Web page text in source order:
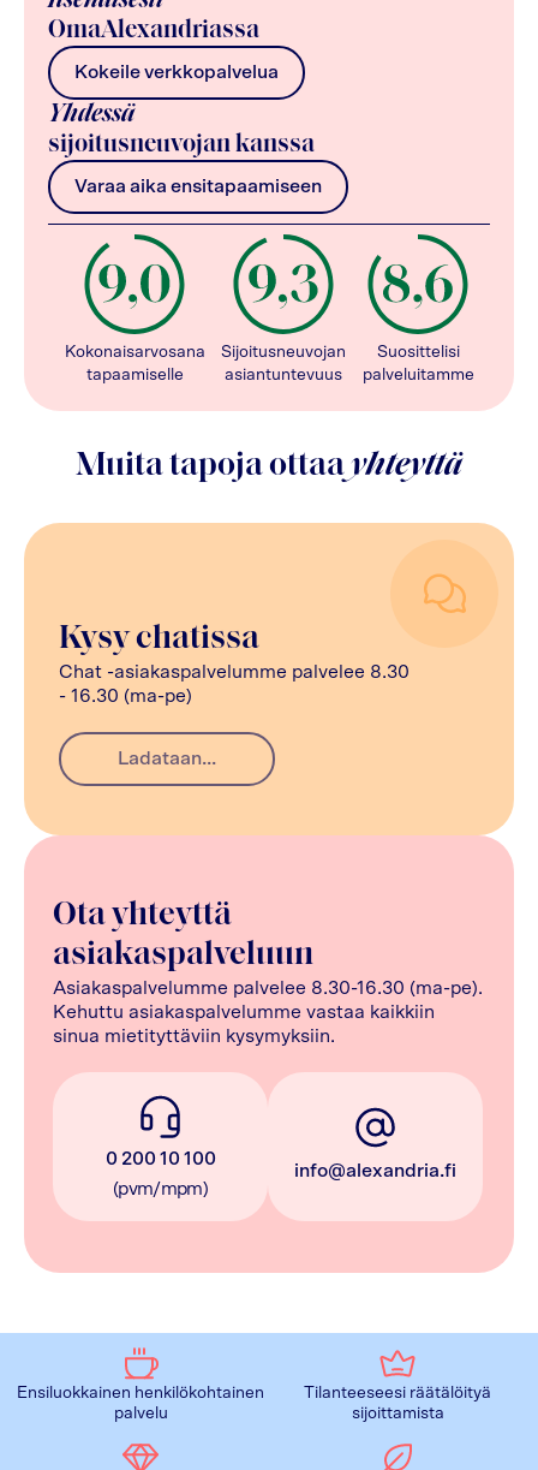
OmaAlexandriassa
Kokeile verkkopalvelua
Yhdessä
sijoitusneuvojan kanssa
Varaa aika ensitapaamiseen
Kokonaisarvosana
tapaamiselle
Sijoitusneuvojan
asiantuntevuus
Suosittelisi
palveluitamme
Muita tapoja ottaayhteyttä
Ota yhteyttä
asiakaspalveluun
Asiakaspalvelumme palvelee 8.30-16.30 (ma-pe).
Kehuttu asiakaspalvelumme vastaa kaikkiin
sinua mietityttäviin kysymyksiin.
0 200 10 100
(pvm/mpm)
info@alexandria.fi
Kysy chatissa
Chat -asiakaspalvelumme palvelee 8.30
- 16.30 (ma-pe)
Ladataan...
Ensiluokkainen henkilökohtainen
palvelu
Tilanteeseesi räätälöityä
sijoittamista